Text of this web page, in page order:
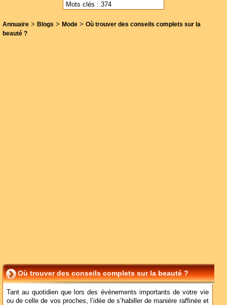
Mots clés : 374
Annuaire > Blogs > Mode > Où trouver des conseils complets sur la
beauté ?
Où trouver des conseils complets sur la beauté ?
Tant au quotidien que lors des évènements importants de votre vie
ou de celle de vos proches, l’idée de s’habiller de manière raffinée et